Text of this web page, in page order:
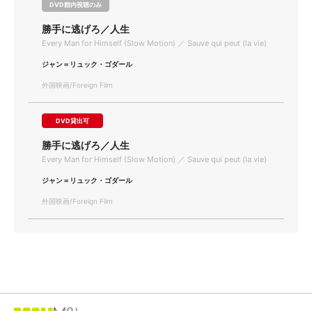
DVD館内視聴のみ
勝手に逃げろ／人生
Every Man for Himself (Slow Motion) ／ Sauve qui peut (la vie)
ジャン＝リュック・ゴダール
外国映画/Foreign Film
DVD貸出可
勝手に逃げろ／人生
Every Man for Himself (Slow Motion) ／ Sauve qui peut (la vie)
ジャン＝リュック・ゴダール
外国映画/Foreign Film